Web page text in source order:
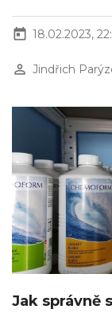
today 18.02.2023,
perm_identity Jindřich
Jak správně